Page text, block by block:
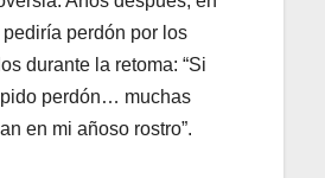
perdón por los
durante la retoma: “Si
perdón… muchas
en mi añoso rostro”.